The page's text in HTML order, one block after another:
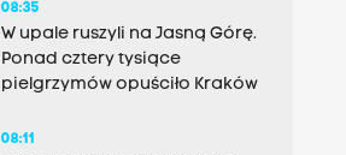
08:35
W upale ruszyli na Jasną Górę.
Ponad cztery tysiące
pielgrzymów opuściło Kraków
08:11